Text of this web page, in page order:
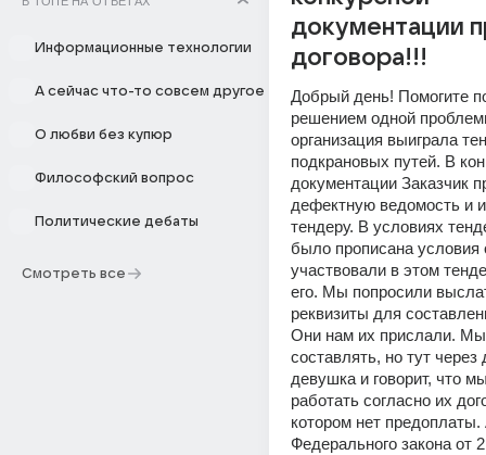
Информационные технологии
А сейчас что-то совсем другое
О любви без купюр
Философский вопрос
Политические дебаты
Смотреть все
документации
договора!!!
Добрый день! Помогите
решением одной
организация выиграла
подкрановых путей. В
документации Заказчик
дефектную ведомость и
тендеру. В условиях
было прописана
участвовали в этом
его. Мы попросили
реквизиты для
Они нам их прислали. Мы
составлять, но тут через
девушка и говорит, что
работать согласно их
котором нет предоплаты.
Федерального закона от